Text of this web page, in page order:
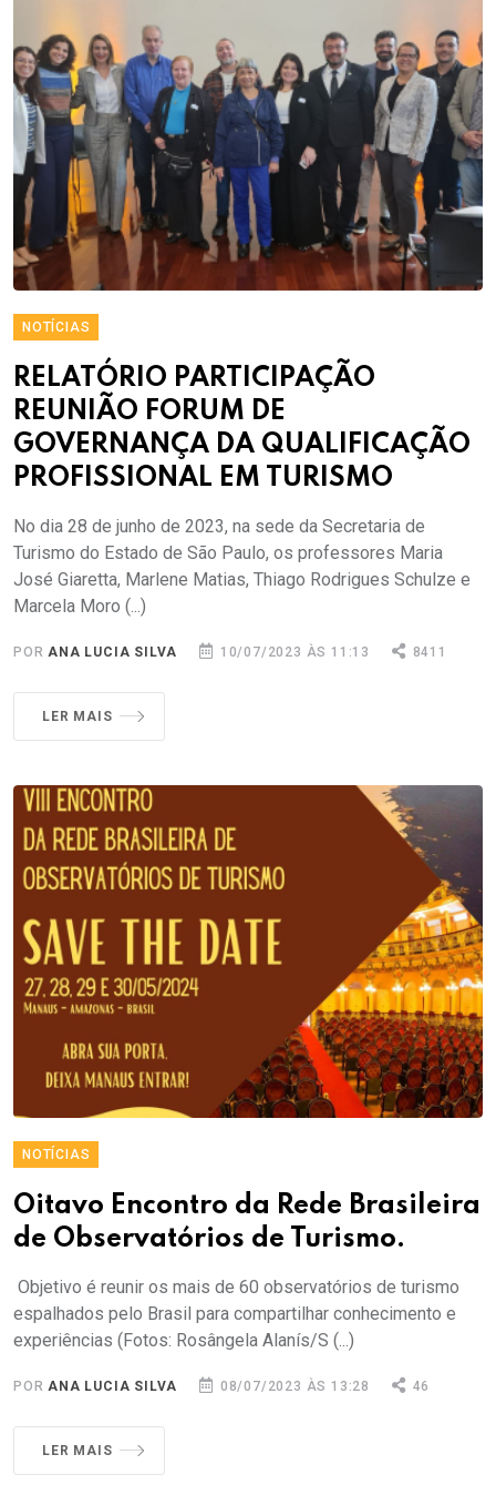
NOTÍCIAS
RELATÓRIO PARTICIPAÇÃO
REUNIÃO FORUM DE
GOVERNANÇA DA QUALIFICAÇÃO
PROFISSIONAL EM TURISMO
No dia 28 de junho de 2023, na sede da Secretaria de
Turismo do Estado de São Paulo, os professores Maria
José Giaretta, Marlene Matias, Thiago Rodrigues Schulze e
Marcela Moro (...)
PORANA LUCIA SILVA 10/07/2023 ÀS 11:13 8411
LER MAIS
NOTÍCIAS
Oitavo Encontro da Rede Brasileira
de Observatórios de Turismo.
Objetivo é reunir os mais de 60 observatórios de turismo
espalhados pelo Brasil para compartilhar conhecimento e
experiências (Fotos: Rosângela Alanís/S (...)
PORANA LUCIA SILVA 08/07/2023 ÀS 13:28 46
LER MAIS